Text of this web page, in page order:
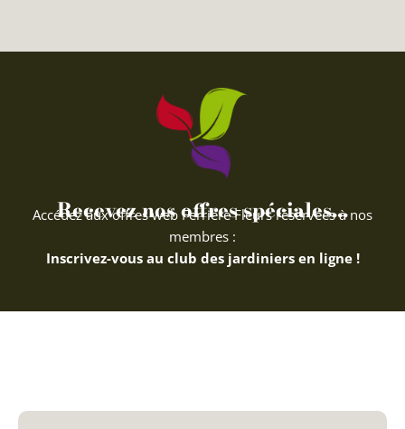
Recevez nos offres spéciales...
Accédez aux offres web Ferriere Fleurs réservées à nos
membres :
Inscrivez-vous au club des jardiniers en ligne !